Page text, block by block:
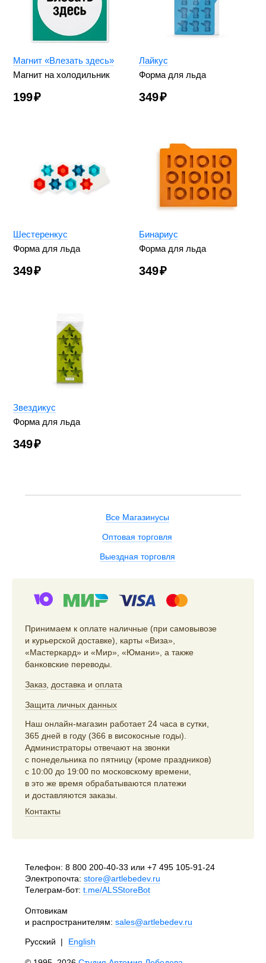
Магнит «Влезать здесь»
Магнит на холодильник
199₽
Лайкус
Форма для льда
349₽
Шестеренкус
Форма для льда
349₽
Бинариус
Форма для льда
349₽
Звездикус
Форма для льда
349₽
Все Магазинусы
Оптовая торговля
Выездная торговля
Принимаем к оплате наличные (при самовывозе
и курьерской доставке), карты «Виза»,
«Мастеркард» и «Мир», «Юмани», а также
банковские переводы.
Заказ доставка и оплата
Защита личных данных
Наш онлайн-магазин работает 24 часа в сутки,
365 дней в году (366 в високосные годы).
Администраторы отвечают на звонки
с понедельника по пятницу (кроме праздников)
с 10:00 до 19:00 по московскому времени,
в это же время обрабатываются платежи
и доставляются заказы.
Контакты
Телефон: 8 800 200-40-33 или +7 495 105-91-24
Электропочта: store@artlebedev.ru
Телеграм-бот: t.me/ALSStoreBot
Оптовикам
и распространителям: sales@artlebedev.ru
Русский | English